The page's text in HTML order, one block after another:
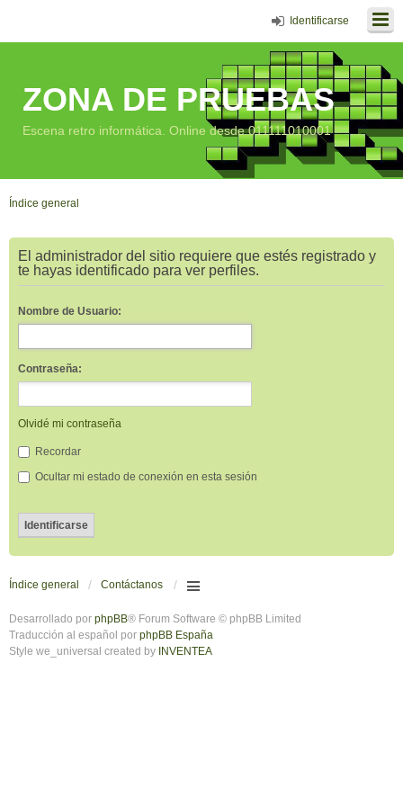
Identificarse
ZONA DE PRUEBAS
Escena retro informática. Online desde 011111010001
Índice general
El administrador del sitio requiere que estés registrado y
te hayas identificado para ver perfiles.
Nombre de Usuario:
Contraseña:
Olvidé mi contraseña
Recordar
Ocultar mi estado de conexión en esta sesión
Índice general Contáctanos
Desarrollado por phpBB® Forum Software © phpBB Limited
Traducción al español por phpBB España
Style we_universal created by INVENTEA